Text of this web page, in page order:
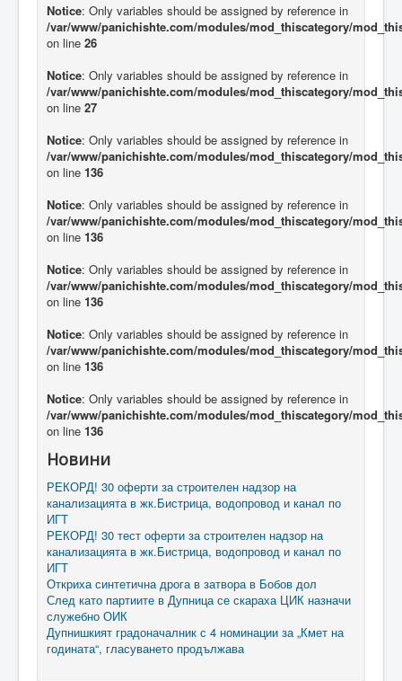
Notice: Only variables should be assigned by reference in
/var/www/panichishte.com/modules/mod_thiscategory/
on line 26
Notice: Only variables should be assigned by reference in
/var/www/panichishte.com/modules/mod_thiscategory/
on line 27
Notice: Only variables should be assigned by reference in
/var/www/panichishte.com/modules/mod_thiscategory/
on line 136
Notice: Only variables should be assigned by reference in
/var/www/panichishte.com/modules/mod_thiscategory/
on line 136
Notice: Only variables should be assigned by reference in
/var/www/panichishte.com/modules/mod_thiscategory/
on line 136
Notice: Only variables should be assigned by reference in
/var/www/panichishte.com/modules/mod_thiscategory/
on line 136
Notice: Only variables should be assigned by reference in
/var/www/panichishte.com/modules/mod_thiscategory/
on line 136
Новини
РЕКОРД! 30 оферти за строителен надзор на
канализацията в жк.Бистрица, водопровод и канал по
ИГТ
РЕКОРД! 30 тест оферти за строителен надзор на
канализацията в жк.Бистрица, водопровод и канал по
ИГТ
Откриха синтетична дрога в затвора в Бобов дол
След като партиите в Дупница се скараха ЦИК назначи
служебно ОИК
Дупнишкият градоначалник с 4 номинации за „Кмет на
годината“, гласуването продължава